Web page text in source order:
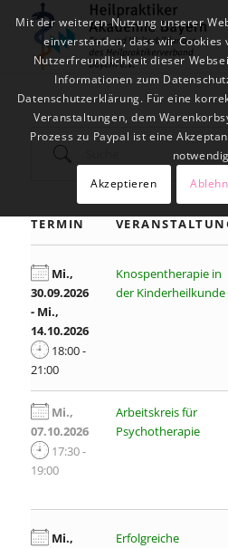
Suche
TERMIN
Mi.,
30.09.2026
- Mi.,
14.10.2026
18:00 -
21:00
Knospentherapie in
der Kinderheilkunde
Mi.,
07.10.2026
17:30 -
19:00
Arbeitskreis für
Psychotherapie
Mi.,
Erfolgreiche
Mit der weiteren Nutzung unserer
einverstanden, dass wir Cookies
Nutzerfreundlichkeit dieser
Informationen zum
Datenschutzerklärung. Für eine
Veranstaltungen, dem
Prozess zu Paypal ist eine
Akzeptieren